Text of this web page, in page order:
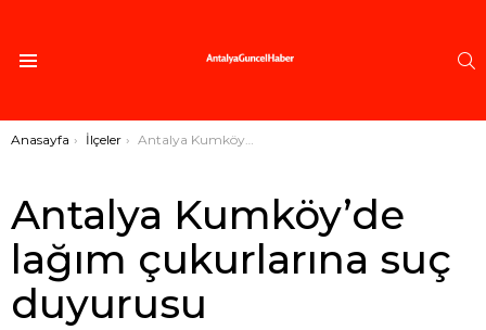
Buradasınız:
Anasayfa İlçeler Antalya Kumköy’de lağım çukurlarına suç duyurusu
Antalya Kumköy’de
lağım çukurlarına suç
duyurusu